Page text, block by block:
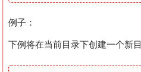
例子：
下例将在当前目录下创建一个新目